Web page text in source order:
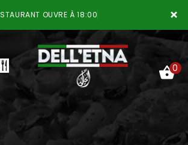
×
OUVRE À 18:00
0